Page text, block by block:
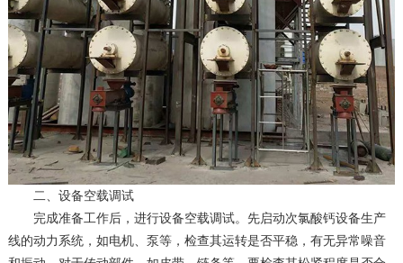
二、设备空载调试
完成准备工作后，进行设备空载调试。先启动次氯酸钙设备生产
线的动力系统，如电机、泵等，检查其运转是否平稳，有无异常噪音